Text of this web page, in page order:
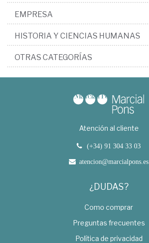
EMPRESA
HISTORIA Y CIENCIAS HUMANAS
OTRAS CATEGORÍAS
Atención al cliente
(+34) 91 304 33 03
atencion@marcialpons.es
¿DUDAS?
Como comprar
Preguntas frecuentes
Política de privacidad